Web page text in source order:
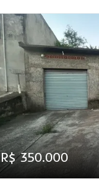
R$ 350.000